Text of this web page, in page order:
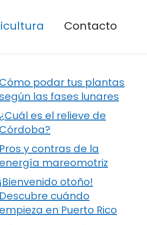
Contacto
Cómo podar tus plantas
según las fases lunares
¿Cuál es el relieve de
Córdoba?
Pros y contras de la
energía mareomotriz
¡Bienvenido otoño!
Descubre cuándo
empieza en Puerto Rico